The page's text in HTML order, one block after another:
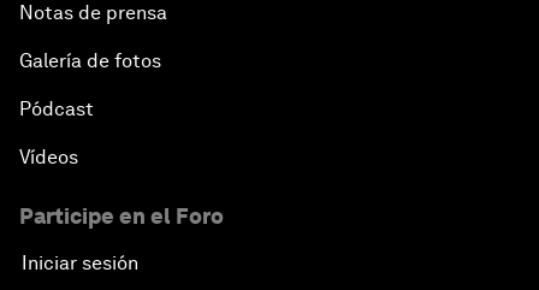
Notas de prensa
Galería de fotos
Pódcast
Vídeos
Participe en el Foro
Iniciar sesión